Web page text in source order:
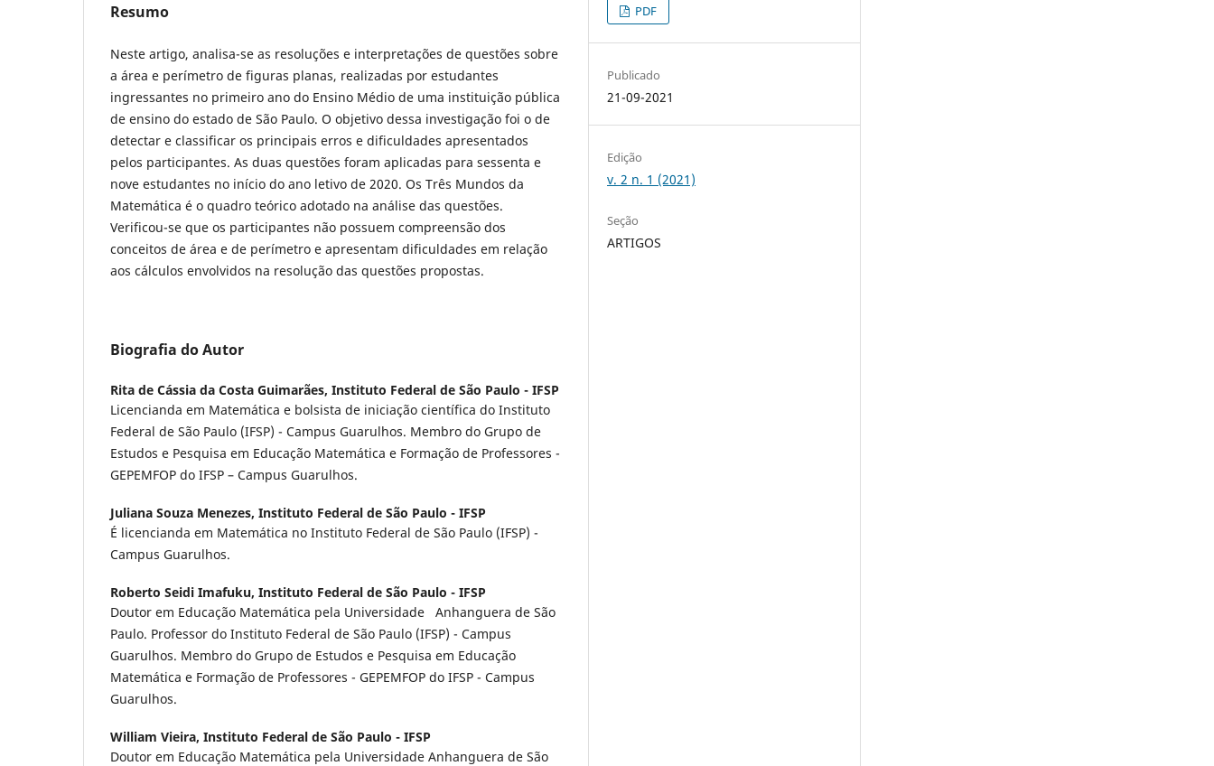
Resumo
Neste artigo, analisa-se as resoluções e interpretações de questões sobre
a área e perímetro de figuras planas, realizadas por estudantes
ingressantes no primeiro ano do Ensino Médio de uma instituição pública
de ensino do estado de São Paulo. O objetivo dessa investigação foi o de
detectar e classificar os principais erros e dificuldades apresentados
pelos participantes. As duas questões foram aplicadas para sessenta e
nove estudantes no início do ano letivo de 2020. Os Três Mundos da
Matemática é o quadro teórico adotado na análise das questões.
Verificou-se que os participantes não possuem compreensão dos
conceitos de área e de perímetro e apresentam dificuldades em relação
aos cálculos envolvidos na resolução das questões propostas.
Biografia do Autor
Rita de Cássia da Costa Guimarães, Instituto Federal de São Paulo - IFSP
Licencianda em Matemática e bolsista de iniciação científica do Instituto
Federal de São Paulo (IFSP) - Campus Guarulhos. Membro do Grupo de
Estudos e Pesquisa em Educação Matemática e Formação de Professores -
GEPEMFOP do IFSP – Campus Guarulhos.
Juliana Souza Menezes, Instituto Federal de São Paulo - IFSP
É licencianda em Matemática no Instituto Federal de São Paulo (IFSP) -
Campus Guarulhos.
Roberto Seidi Imafuku, Instituto Federal de São Paulo - IFSP
Doutor em Educação Matemática pela Universidade Anhanguera de São
Paulo. Professor do Instituto Federal de São Paulo (IFSP) - Campus
Guarulhos. Membro do Grupo de Estudos e Pesquisa em Educação
Matemática e Formação de Professores - GEPEMFOP do IFSP - Campus
Guarulhos.
William Vieira, Instituto Federal de São Paulo - IFSP
Doutor em Educação Matemática pela Universidade Anhanguera de São
PDF
Publicado
21-09-2021
Edição
v. 2 n. 1 (2021)
Seção
ARTIGOS